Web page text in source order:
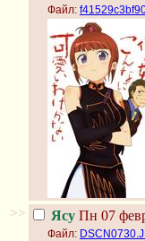
Файл:
>> Ясу Пн 07
Файл: